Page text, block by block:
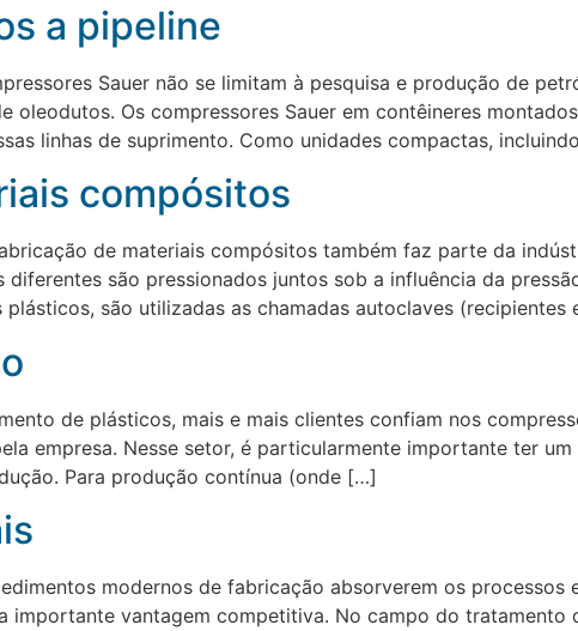
a pipeline
Sauer não se limitam à pesquisa e produção de
oleodutos. Os compressores Sauer em contêineres
linhas de suprimento. Como unidades compactas,
compósitos
de materiais compósitos também faz parte da
são pressionados juntos sob a influência da
são utilizadas as chamadas autoclaves
de plásticos, mais e mais clientes confiam nos
empresa. Nesse setor, é particularmente importante ter
Para produção contínua (onde […]
modernos de fabricação absorverem os processos
importante vantagem competitiva. No campo do tratamento